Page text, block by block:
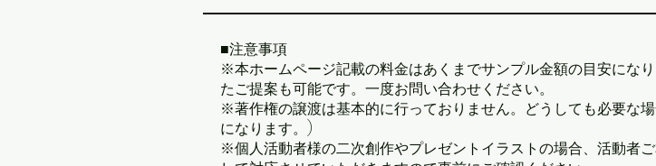
■注意事項
※本ホームページ記載の料金はあくまでサンプル金額の目安にな
たご提案も可能です。一度お問い合わせください。
※著作権の譲渡は基本的に行っておりません。どうしても必要な
になります。)
※個人活動者様の二次創作やプレゼントイラストの場合、活動者